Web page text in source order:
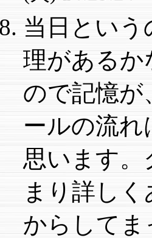
当日とい
理があるか
ので記憶が
ールの流
思います
まり詳し
からしてま